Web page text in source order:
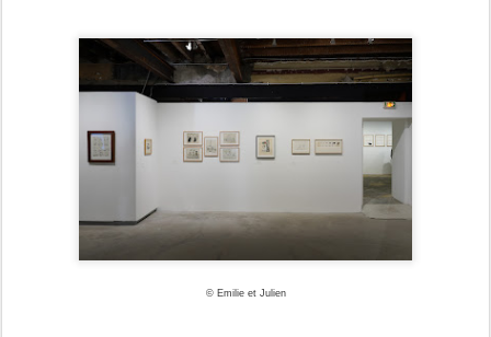
© Emilie et Julien